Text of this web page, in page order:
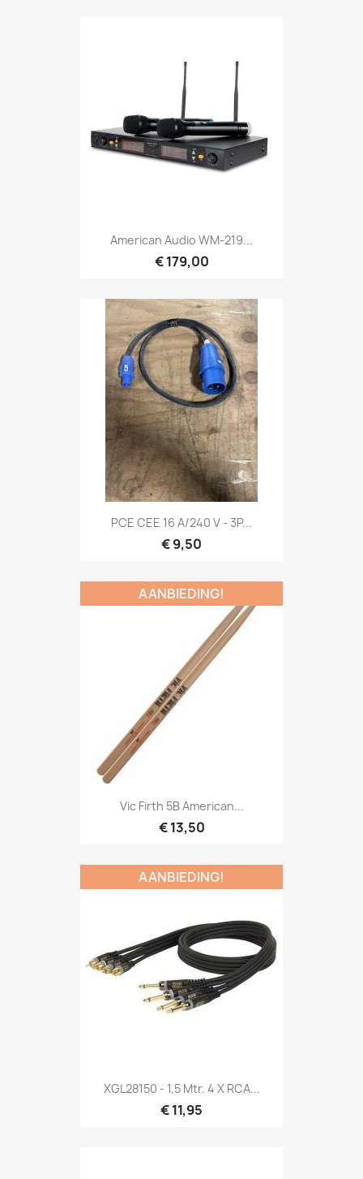
Snel bekijken
American Audio WM-219...
€ 179,00
Snel bekijken
PCE CEE 16 A/240 V - 3P...
€ 9,50
Snel bekijken
Vic Firth 5B American...
€ 13,50
AANBIEDING!
Snel bekijken
XGL28150 - 1,5 Mtr. 4 X RCA...
€ 11,95
AANBIEDING!